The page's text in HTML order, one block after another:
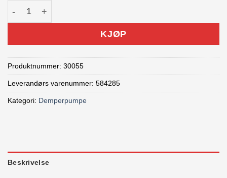
Bontrager Demperpumpe antall
KJØP
Produktnummer: 30055
Leverandørs varenummer: 584285
Kategori: Demperpumpe
Beskrivelse